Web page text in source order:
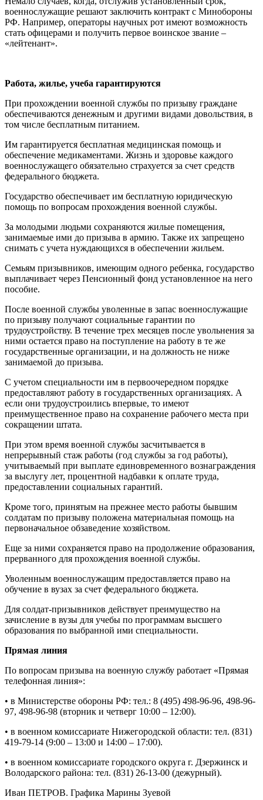
военнослужащие решают заключить контракт с Минобороны
РФ. Например, операторы научных рот имеют возможность
стать офицерами и получить первое воинское звание –
«лейтенант».
Работа, жилье, учеба гарантируются
При прохождении военной службы по призыву граждане
обеспечиваются денежным и другими видами довольствия, в
том числе бесплатным питанием.
Им гарантируется бесплатная медицинская помощь и
обеспечение медикаментами. Жизнь и здоровье каждого
военнослужащего обязательно страхуется за счет средств
федерального бюджета.
Государство обеспечивает им бесплатную юридическую
помощь по вопросам прохождения военной службы.
За молодыми людьми сохраняются жилые помещения,
занимаемые ими до призыва в армию. Также их запрещено
снимать с учета нуждающихся в обеспечении жильем.
Семьям призывников, имеющим одного ребенка, государство
выплачивает через Пенсионный фонд установленное на него
пособие.
После военной службы уволенные в запас военнослужащие
по призыву получают социальные гарантии по
трудоустройству. В течение трех месяцев после увольнения за
ними остается право на поступление на работу в те же
государственные организации, и на должность не ниже
занимаемой до призыва.
С учетом специальности им в первоочередном порядке
предоставляют работу в государственных организациях. А
если они трудоустроились впервые, то имеют
преимущественное право на сохранение рабочего места при
сокращении штата.
При этом время военной службы засчитывается в
непрерывный стаж работы (год службы за год работы),
учитываемый при выплате единовременного вознаграждения
за выслугу лет, процентной надбавки к оплате труда,
предоставлении социальных гарантий.
Кроме того, принятым на прежнее место работы бывшим
солдатам по призыву положена материальная помощь на
первоначальное обзаведение хозяйством.
Еще за ними сохраняется право на продолжение образования,
прерванного для прохождения военной службы.
Уволенным военнослужащим предоставляется право на
обучение в вузах за счет федерального бюджета.
Для солдат-призывников действует преимущество на
зачисление в вузы для учебы по программам высшего
образования по выбранной ими специальности.
Прямая линия
По вопросам призыва на военную службу работает «Прямая
телефонная линия»:
• в Министерстве обороны РФ: тел.: 8 (495) 498-96-96, 498-96-
97, 498-96-98 (вторник и четверг 10:00 – 12:00).
• в военном комиссариате Нижегородской области: тел. (831)
419-79-14 (9:00 – 13:00 и 14:00 – 17:00).
• в военном комиссариате городского округа г. Дзержинск и
Володарского района: тел. (831) 26-13-00 (дежурный).
Иван ПЕТРОВ. Графика Марины Зуевой